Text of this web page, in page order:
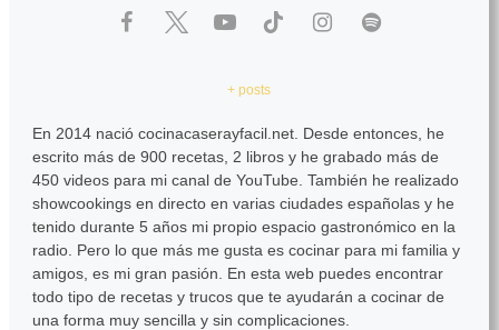
+ posts
En 2014 nació cocinacaserayfacil.net. Desde entonces, he
escrito más de 900 recetas, 2 libros y he grabado más de
450 videos para mi canal de YouTube. También he realizado
showcookings en directo en varias ciudades españolas y he
tenido durante 5 años mi propio espacio gastronómico en la
radio. Pero lo que más me gusta es cocinar para mi familia y
amigos, es mi gran pasión. En esta web puedes encontrar
todo tipo de recetas y trucos que te ayudarán a cocinar de
una forma muy sencilla y sin complicaciones.